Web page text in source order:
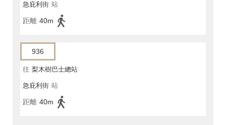
急庇利街 站
距離 40m
936
往 梨木樹巴士總站
急庇利街 站
距離 40m